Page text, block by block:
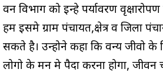
वन विभाग को इन्हे पर्यावरण
हम इसमे ग्राम पंचायत,क्षेत्र व जिला
सकते है। उन्होने कहा कि वन्य जीवो के
लोगो के मन मे पैदा करना होगा,